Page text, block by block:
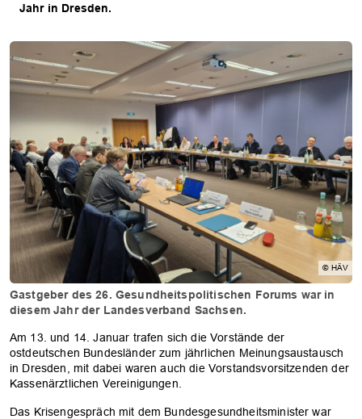
Jahr in Dresden.
© HÄV
Gastgeber des 26. Gesundheitspolitischen Forums war in
diesem Jahr der Landesverband Sachsen.
Am 13. und 14. Januar trafen sich die Vorstände der
ostdeutschen Bundesländer zum jährlichen Meinungsaustausch
in Dresden, mit dabei waren auch die Vorstandsvorsitzenden der
Kassenärztlichen Vereinigungen.
Das Krisengespräch mit dem Bundesgesundheitsminister war